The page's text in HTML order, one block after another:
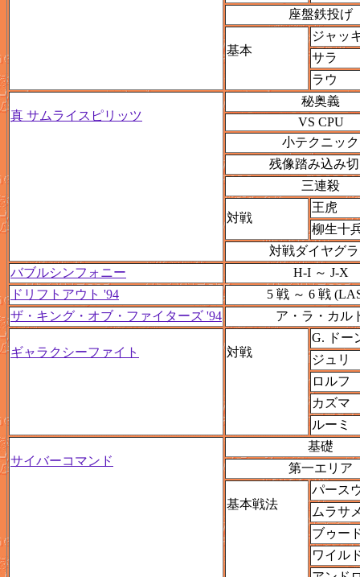
座盤鉄投げ
基本
ジャッ
サラ
ラウ
真 サムライスピリッツ
秘奥義
VS CPU
小テクニック
残像踏み込み
三連殺
対戦
王虎
柳生十
対戦ダイヤグ
バブルシンフォニー
H-I ～ J-X
ドリフトアウト '94
5 戦 ～ 6 戦
ザ・キング・オブ・ファイターズ '94
ア・ラ・カル
ギャラクシーファイト 対戦
G. ドー
ジュリ
ロルフ
カズマ
ルーミ
サイバーコマンド
基礎
第一エリア
基本戦法
パース
ムラサ
ブゥー
ワイル